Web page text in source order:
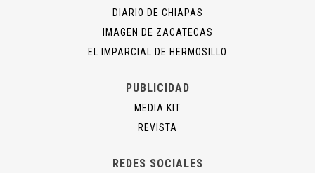
DIARIO DE CHIAPAS
IMAGEN DE ZACATECAS
EL IMPARCIAL DE HERMOSILLO
PUBLICIDAD
MEDIA KIT
REVISTA
REDES SOCIALES